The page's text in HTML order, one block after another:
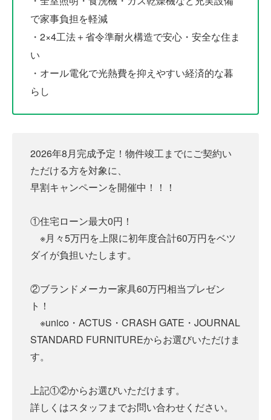
で家事負担を軽減
・2×4工法＋省令準耐火構造で安心・安全な住ま
い
・オール電化で光熱費を抑えやすい経済的な暮
らし
2026年8月完成予定！物件竣工までにご契約い
ただける方を対象に、
早割キャンペーンを開催中！！！
①住宅ローン最大0円！
※月々5万円を上限に初年度合計60万円をベツ
ダイが負担いたします。
②ブランドメーカー家具60万円相当プレゼン
ト！
※unico・ACTUS・CRASH GATE・JOURNAL
STANDARD FURNITUREからお選びいただけま
す。
上記①②からお選びいただけます。
詳しくはスタッフまでお問い合わせください。